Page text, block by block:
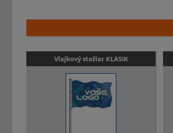
Vlajkový stožiar KLASIK